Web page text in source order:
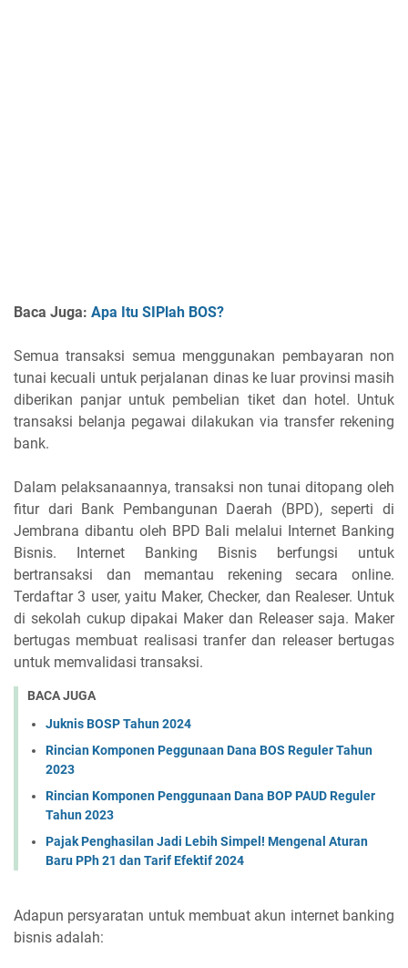
Baca Juga: Apa Itu SIPlah BOS?
Semua transaksi semua menggunakan pembayaran non
tunai kecuali untuk perjalanan dinas ke luar provinsi masih
diberikan panjar untuk pembelian tiket dan hotel. Untuk
transaksi belanja pegawai dilakukan via transfer rekening
bank.
Dalam pelaksanaannya, transaksi non tunai ditopang oleh
fitur dari Bank Pembangunan Daerah (BPD), seperti di
Jembrana dibantu oleh BPD Bali melalui Internet Banking
Bisnis. Internet Banking Bisnis berfungsi untuk
bertransaksi dan memantau rekening secara online.
Terdaftar 3 user, yaitu Maker, Checker, dan Realeser. Untuk
di sekolah cukup dipakai Maker dan Releaser saja. Maker
bertugas membuat realisasi tranfer dan releaser bertugas
untuk memvalidasi transaksi.
BACA JUGA
Juknis BOSP Tahun 2024
Rincian Komponen Peggunaan Dana BOS Reguler Tahun
2023
Rincian Komponen Penggunaan Dana BOP PAUD Reguler
Tahun 2023
Pajak Penghasilan Jadi Lebih Simpel! Mengenal Aturan
Baru PPh 21 dan Tarif Efektif 2024
Adapun persyaratan untuk membuat akun internet banking
bisnis adalah: